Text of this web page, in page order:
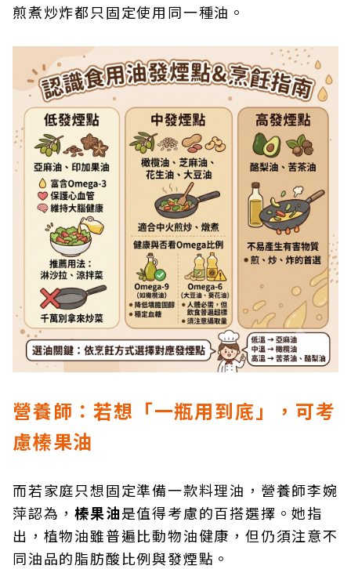
煎煮炒炸都只固定使用同一種油。
營養師：若想「一瓶用到底」，可考
慮榛果油
而若家庭只想固定準備一款料理油，營養師李婉
萍認為，榛果油是值得考慮的百搭選擇。她指
出，植物油雖普遍比動物油健康，但仍須注意不
同油品的脂肪酸比例與發煙點。